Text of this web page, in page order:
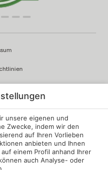
unsere eigenen und
Zwecke, indem wir den
auf Ihren Vorlieben
anbieten und Ihnen
einem Profil anhand Ihrer
auch Analyse- oder